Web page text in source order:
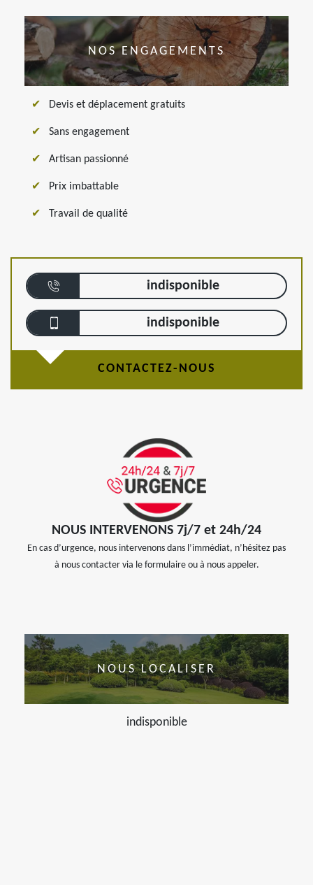
NOS ENGAGEMENTS
Devis et déplacement gratuits
Sans engagement
Artisan passionné
Prix imbattable
Travail de qualité
indisponible
indisponible
CONTACTEZ-NOUS
NOUS INTERVENONS 7j/7 et 24h/24
En cas d’urgence, nous intervenons dans l’immédiat, n’hésitez pas
à nous contacter via le formulaire ou à nous appeler.
NOUS LOCALISER
indisponible